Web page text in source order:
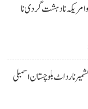
نا دہشت گردی نا
نا رد اٹ بلوچستان اسمبلی